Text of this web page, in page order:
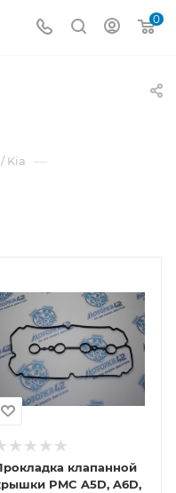
0
Kia —
клапанной
PMC A5D, A6D,